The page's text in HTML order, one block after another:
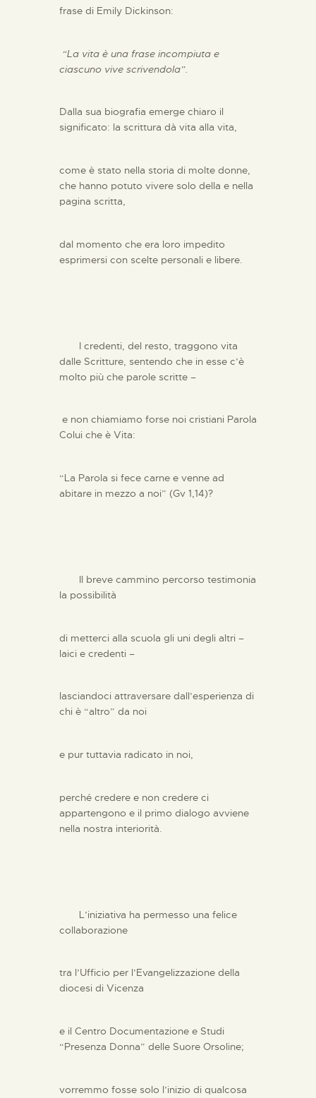
frase di Emily Dickinson:
“La vita è una frase incompiuta e
ciascuno vive scrivendola”.
Dalla sua biografia emerge chiaro il
significato: la scrittura dà vita alla vita,
come è stato nella storia di molte donne,
che hanno potuto vivere solo della e nella
pagina scritta,
dal momento che era loro impedito
esprimersi con scelte personali e libere.
I credenti, del resto, traggono vita
dalle Scritture, sentendo che in esse c’è
molto più che parole scritte –
e non chiamiamo forse noi cristiani Parola
Colui che è Vita:
“La Parola si fece carne e venne ad
abitare in mezzo a noi” (Gv 1,14)?
Il breve cammino percorso testimonia
la possibilità
di metterci alla scuola gli uni degli altri –
laici e credenti –
lasciandoci attraversare dall’esperienza di
chi è “altro” da noi
e pur tuttavia radicato in noi,
perché credere e non credere ci
appartengono e il primo dialogo avviene
nella nostra interiorità.
L’iniziativa ha permesso una felice
collaborazione
tra l’Ufficio per l’Evangelizzazione della
diocesi di Vicenza
e il Centro Documentazione e Studi
“Presenza Donna” delle Suore Orsoline;
vorremmo fosse solo l’inizio di qualcosa